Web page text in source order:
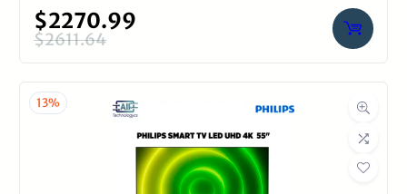
Valorado
con
de
5
$2611.64
original
$2611.64.
$2270.99
actual
$2270.99.
13%